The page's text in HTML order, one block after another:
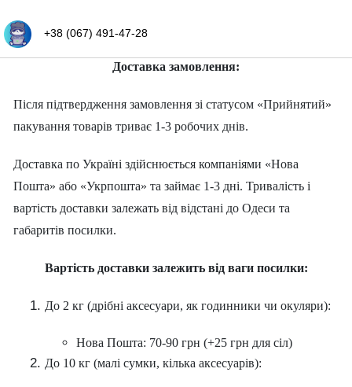
+38 (067) 491-47-28
Оплата/Доставка
Доставка замовлення:
Після підтвердження замовлення зі статусом «Прийнятий»
пакування товарів триває 1-3 робочих днів.
Доставка по Україні здійснюється компаніями «Нова
Пошта» або «Укрпошта» та займає 1-3 дні. Тривалість і
вартість доставки залежать від відстані до Одеси та
габаритів посилки.
Вартість доставки залежить від ваги посилки:
До 2 кг (дрібні аксесуари, як годинники чи окуляри):
Нова Пошта: 70-90 грн (+25 грн для сіл)
До 10 кг (малі сумки, кілька аксесуарів):